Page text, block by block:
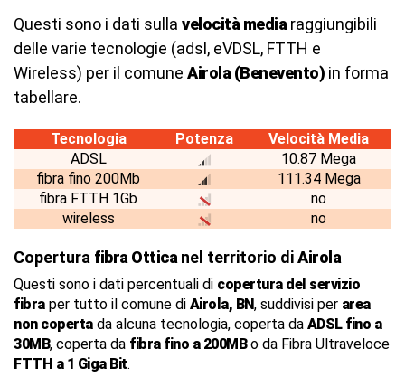
Questi sono i dati sulla velocità media raggiungibili
delle varie tecnologie (adsl, eVDSL, FTTH e
Wireless) per il comune Airola (Benevento) in forma
tabellare.
Tecnologia Potenza
Velocità Media
ADSL
10.87 Mega
fibra fino 200Mb
111.34 Mega
fibra FTTH 1Gb
no
wireless
no
Copertura fibra Ottica nel territorio diAirola
Questi sono i dati percentuali di copertura del servizio
fibraper tutto il comune di Airola, BN, suddivisi per area
non copertada alcuna tecnologia, coperta da ADSL fino a
30MB, coperta da fibra fino a 200MBo da Fibra Ultraveloce
FTTH a 1 Giga Bit.